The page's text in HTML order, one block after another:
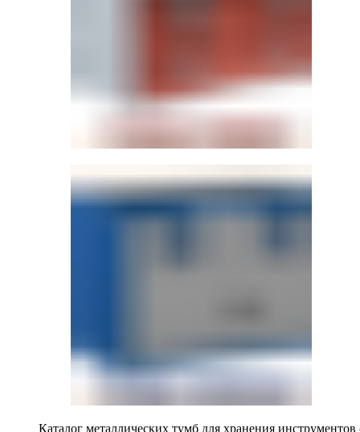
Каталог металлических тумб для хранения